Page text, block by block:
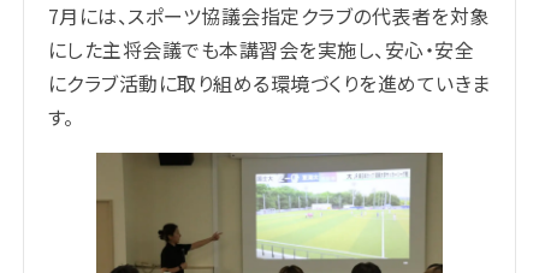
7月には、スポーツ協議会指定クラブの代表者を対象
にした主将会議でも本講習会を実施し、安心・安全
にクラブ活動に取り組める環境づくりを進めていきま
す。